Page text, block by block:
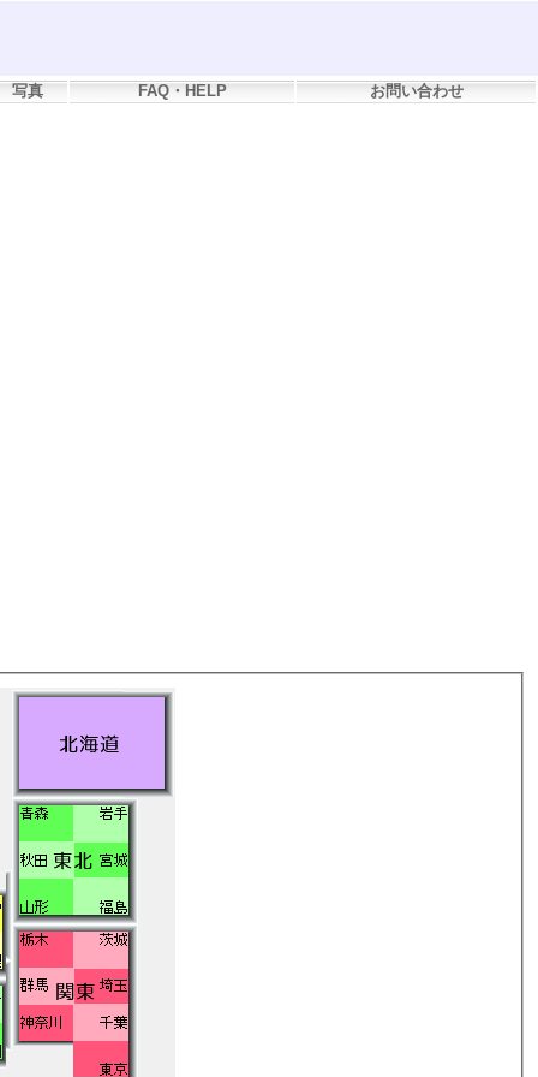
写真 FAQ・HELP お問い合わせ